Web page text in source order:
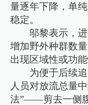
量逐年下降，单
稳定。
邬黎表示，
增加野外种群数
出现区域性或功能
为便于后续
人员对放流总量
法”——剪去一侧